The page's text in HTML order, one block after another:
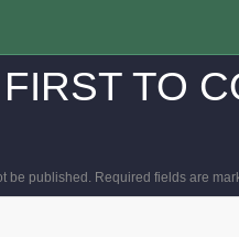
TO
be published. Required fields are